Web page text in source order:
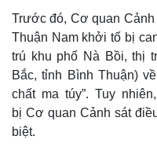
Trước đó, Cơ quan
Thuận Nam khởi tố bị
trú khu phố Nà Bồi, thị
Bắc, tỉnh Bình Thuận)
chất ma túy”. Tuy
bị Cơ quan Cảnh sát
biệt.